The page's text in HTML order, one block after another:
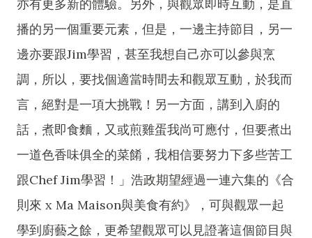
亦有更多新的體驗。另外，與觀眾即時互動，是直
播的另一個重要元素，但是，一邊主持節目，另一
邊亦要跟Jim學習，甚至我想自己亦可以參與烹
調，所以，要找個適當時間去和觀眾互動，於我而
言，絕對是一項大挑戰！另一方面，講到入廚的
話，煮即食麵，又或煎雞蛋我尚可應付，但要煮出
一道色香味俱全的菜餚，我相信要努力下多些苦工
跟Chef Jim學習！」浩政期望經過一連六集的《合
則來 x Ma Maison與美食有約》，可與觀眾一起
學到廚藝之餘，更希望觀眾可以見證著這個節目與